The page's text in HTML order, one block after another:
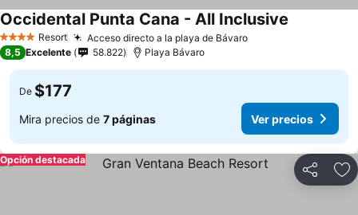
4 EstrellasResort Acceso directo a la playa de Bávaro
Occidental Punta Cana - All Inclusive
8,5 Excelente 58.822 Playa Bávaro
De $177
Mira precios de 7 páginas Ver precios
Compartir
Opción destacada